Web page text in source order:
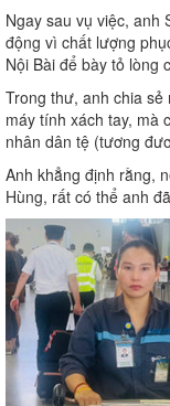
Ngay sau vụ việc, anh
động vì chất lượng
Nội Bài để bày tỏ lòng
Trong thư, anh chia
máy tính xách tay, mà
nhân dân tệ (tương
Anh khẳng định rằng,
Hùng, rất có thể anh